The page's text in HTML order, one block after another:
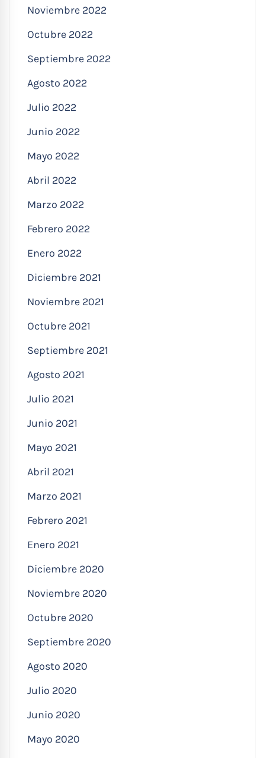
Noviembre 2022
Octubre 2022
Septiembre 2022
Agosto 2022
Julio 2022
Junio 2022
Mayo 2022
Abril 2022
Marzo 2022
Febrero 2022
Enero 2022
Diciembre 2021
Noviembre 2021
Octubre 2021
Septiembre 2021
Agosto 2021
Julio 2021
Junio 2021
Mayo 2021
Abril 2021
Marzo 2021
Febrero 2021
Enero 2021
Diciembre 2020
Noviembre 2020
Octubre 2020
Septiembre 2020
Agosto 2020
Julio 2020
Junio 2020
Mayo 2020